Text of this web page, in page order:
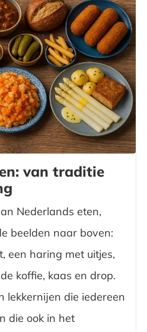
van traditie
Nederlands eten,
beelden naar boven:
een haring met uitjes,
koffie, kaas en drop.
lekkernijen die iedereen
die ook in het